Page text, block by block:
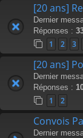
[20 ans]
Dernier
Réponses :
1 2 3
[20 ans]
Dernier
Réponses :
1 2
Convois
Dernier